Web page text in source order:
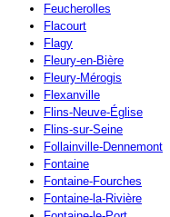
Feucherolles
Flacourt
Flagy
Fleury-en-Bière
Fleury-Mérogis
Flexanville
Flins-Neuve-Église
Flins-sur-Seine
Follainville-Dennemont
Fontaine
Fontaine-Fourches
Fontaine-la-Rivière